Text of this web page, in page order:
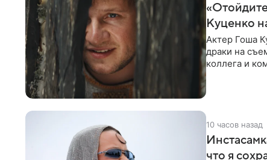
Куценко
Актер Гоша
драки на
коллега и
10 часов назад
что я